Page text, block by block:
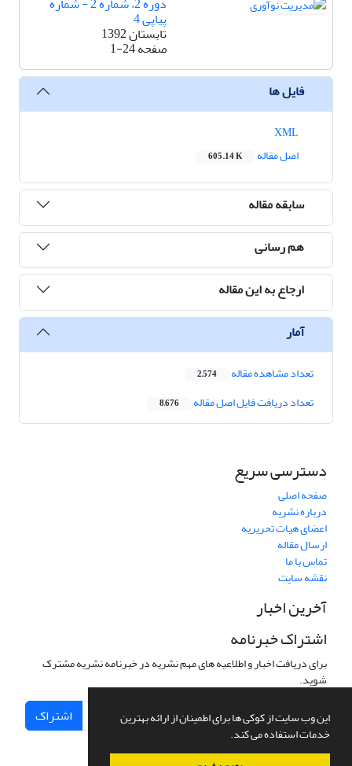
این وب سایت از کوکی ها برای اطمینان از ارائه بهترین
خدمات استفاده می کند.
پیاپی 4
تابستان 1392
صفحه1-24
فایل ها
اصل مقاله
605.14 K
سابقه مقاله
هم رسانی
ارجاع به این مقاله
آمار
تعداد مشاهده مقاله 2,574
تعداد دریافت فایل اصل مقاله 8,676
دسترسی سریع
صفحه اصلی
درباره نشریه
اعضای هیات تحریریه
ارسال مقاله
تماس با ما
نقشه سایت
آخرین اخبار
اشتراک خبرنامه
برای دریافت اخبار و اطلاعیه های مهم نشریه در خبرنامه نشریه مشترک
شوید.
اشتراک